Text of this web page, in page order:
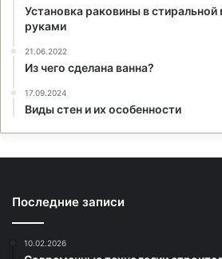
Установка раковины в
руками
21.06.2022
Из чего сделана ванна?
17.09.2024
Виды стен и их особенности
Последние записи
10.02.2026